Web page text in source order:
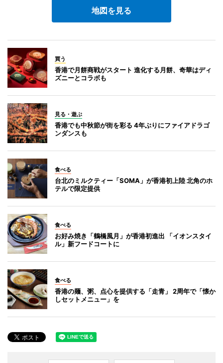
地図を見る
買う
香港で月餅商戦がスタート 進化する月餅、奇華はディ
ズニーとコラボも
見る・遊ぶ
香港でも中秋節が街を彩る 4年ぶりにファイアドラゴ
ンダンスも
食べる
台北のミルクティー「SOMA」が香港初上陸 北角のホ
テルで限定提供
食べる
お好み焼き「鶴橋風月」が香港初進出 「イオンスタイ
ル」新フードコートに
食べる
香港の麺、粥、点心を提供する「走青」 2周年で「懐か
しセットメニュー」を